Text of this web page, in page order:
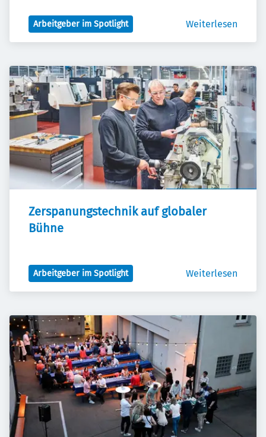
Arbeitgeber im Spotlight Weiterlesen
Zerspanungstechnik auf globaler
Bühne
Arbeitgeber im Spotlight Weiterlesen